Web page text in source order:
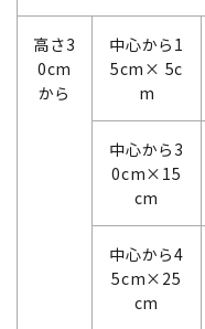
高さ3
0cm
から
中心から1
5cm× 5c
m
中心から3
0cm×15
cm
中心から4
5cm×25
cm